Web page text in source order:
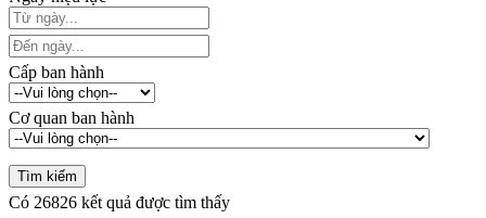
Cấp ban hành
Cơ quan ban hành
Có 26826 kết quả được tìm thấy